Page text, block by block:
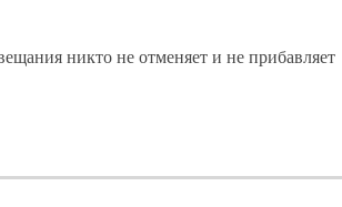
никто не отменяет и не прибавляет